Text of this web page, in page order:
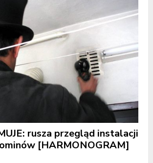
rusza przegląd instalacji
[HARMONOGRAM]